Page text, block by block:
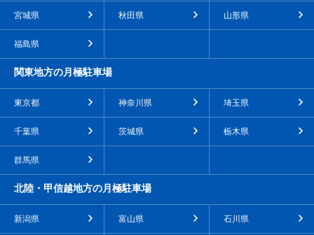
宮城県 秋田県 山形県
福島県
関東地方の月極駐車場
東京都 神奈川県 埼玉県
千葉県 茨城県 栃木県
群馬県
北陸・甲信越地方の月極駐車場
新潟県 富山県 石川県